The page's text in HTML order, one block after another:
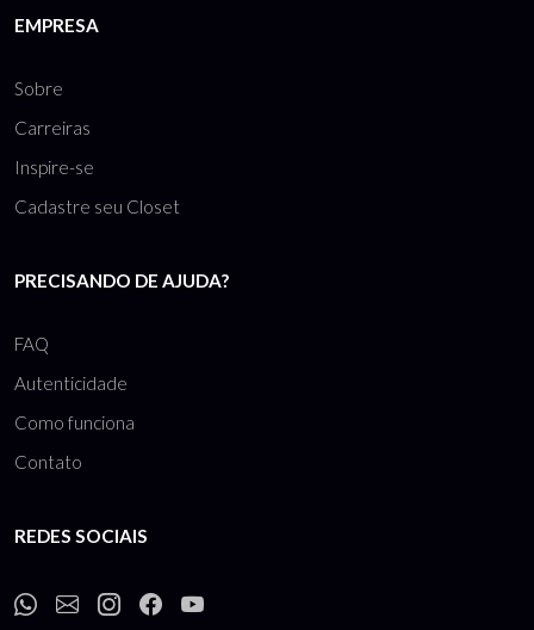
EMPRESA
Sobre
Carreiras
Inspire-se
Cadastre seu Closet
PRECISANDO DE AJUDA?
FAQ
Autenticidade
Como funciona
Contato
REDES SOCIAIS